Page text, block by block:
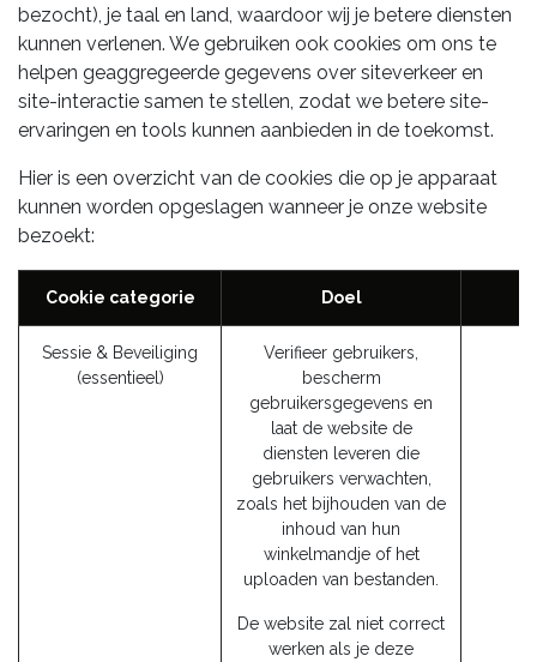
bezocht), je taal en land, waardoor wij je betere diensten
kunnen verlenen. We gebruiken ook cookies om ons te
helpen geaggregeerde gegevens over siteverkeer en
site-interactie samen te stellen, zodat we betere site-
ervaringen en tools kunnen aanbieden in de toekomst.
Hier is een overzicht van de cookies die op je apparaat
kunnen worden opgeslagen wanneer je onze website
bezoekt:
Cookie categorie Doel
Sessie & Beveiliging
(essentieel)
Verifieer gebruikers,
bescherm
gebruikersgegevens en
laat de website de
diensten leveren die
gebruikers verwachten,
zoals het bijhouden van de
inhoud van hun
winkelmandje of het
uploaden van bestanden.
De website zal niet correct
werken als je deze